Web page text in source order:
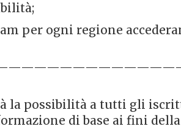
per ogni regione
la possibilità a tutti gli
di base ai fini